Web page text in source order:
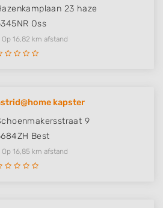
23 haze
Oss
Op 16,82 km afstand
kapster
9
Best
Op 16,85 km afstand
through statistics
from different
content
data